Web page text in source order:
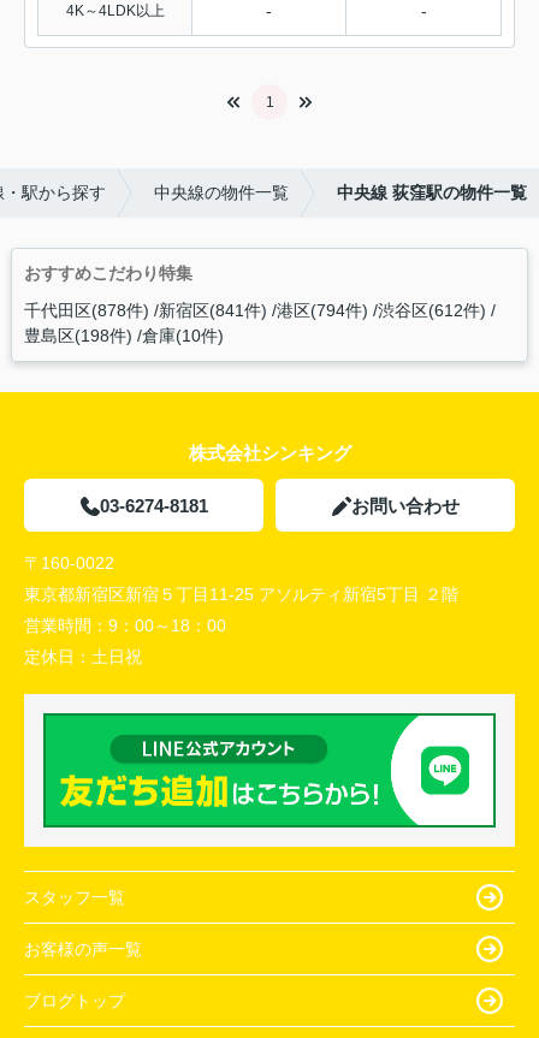
4K～4LDK以上 - -
1
・駅から探す 中央線の物件一覧 中央線 荻窪駅の物件一覧
おすすめこだわり特集
千代田区(878件) 新宿区(841件) 港区(794件) 渋谷区(612件)
豊島区(198件) 倉庫(10件)
株式会社シンキング
03-6274-8181 お問い合わせ
〒160-0022
東京都新宿区新宿５丁目11-25 アソルティ新宿5丁目 ２階
営業時間： 9：00～18：00
定休日： 土日祝
スタッフ一覧
お客様の声一覧
ブログトップ